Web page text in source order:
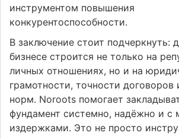
инструментом повышения
конкурентоспособности.
В заключение стоит подчеркнуть:
бизнесе строится не только на
личных отношениях, но и на
грамотности, точности
норм. Noroots помогает
фундамент системно, надёжно и с
издержками. Это не просто